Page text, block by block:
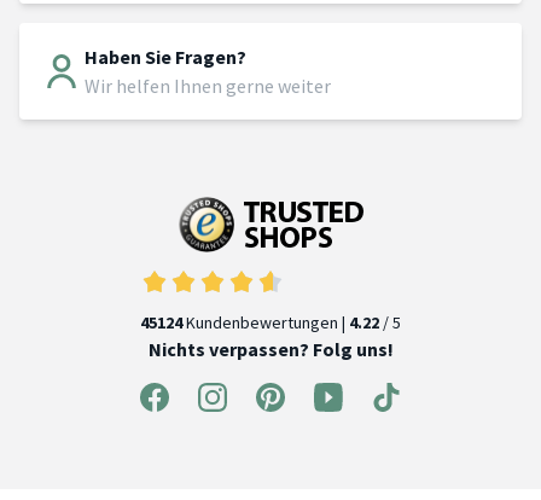
Haben Sie Fragen?
Wir helfen Ihnen gerne weiter
45124Kundenbewertungen | 4.22 / 5
Nichts verpassen? Folg uns!